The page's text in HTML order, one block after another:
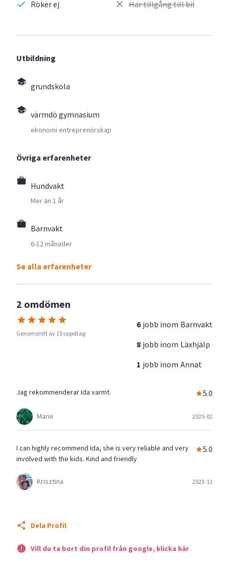
Röker ej Har tillgång till bil
Utbildning
grundskola
värmdö gymnasium
ekonomi entreprenörskap
Övriga erfarenheter
Hundvakt
Mer än 1 år
Barnvakt
6-12 månader
Se alla erfarenheter
2 omdömen
Genomsnitt av 15 uppdrag
6 jobb inom Barnvakt
8 jobb inom Läxhjälp
1 jobb inom Annat
Jag rekommenderar Ida varmt. 5.0
Marie 2025-02
I can highly recommend Ida, she is very reliable and very
involved with the kids. Kind and friendly
5.0
Krisztina 2023-11
Dela Profil
Vill du ta bort din profil från google, klicka här